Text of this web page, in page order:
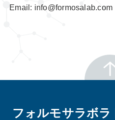
Email: info@formosalab.com
フォルモサラボ